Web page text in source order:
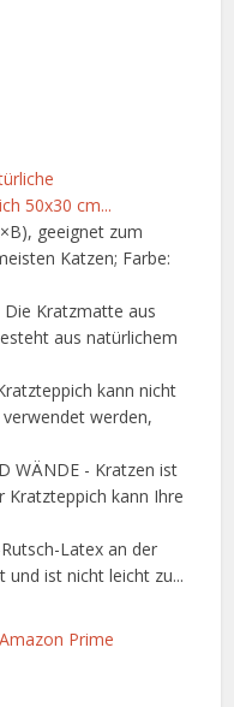
50x30 cm...
geeignet zum
Katzen; Farbe:
Die Kratzmatte aus
aus natürlichem
kann nicht
werden,
WÄNDE - Kratzen ist
Kratzteppich kann Ihre
Latex an der
ist nicht leicht zu...